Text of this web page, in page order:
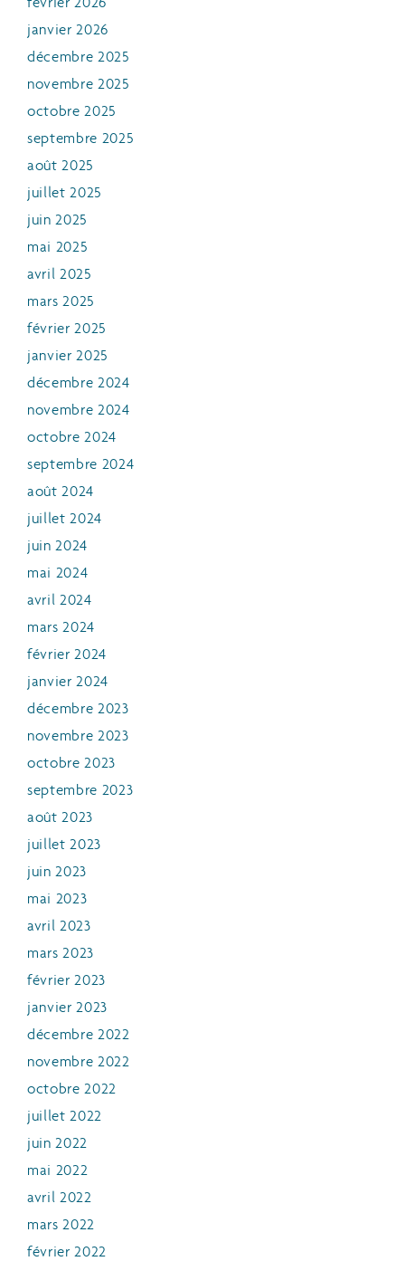
janvier 2026
décembre 2025
novembre 2025
octobre 2025
septembre 2025
août 2025
juillet 2025
juin 2025
mai 2025
avril 2025
mars 2025
février 2025
janvier 2025
décembre 2024
novembre 2024
octobre 2024
septembre 2024
août 2024
juillet 2024
juin 2024
mai 2024
avril 2024
mars 2024
février 2024
janvier 2024
décembre 2023
novembre 2023
octobre 2023
septembre 2023
août 2023
juillet 2023
juin 2023
mai 2023
avril 2023
mars 2023
février 2023
janvier 2023
décembre 2022
novembre 2022
octobre 2022
juillet 2022
juin 2022
mai 2022
avril 2022
mars 2022
février 2022